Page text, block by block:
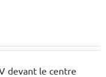
devant le centre